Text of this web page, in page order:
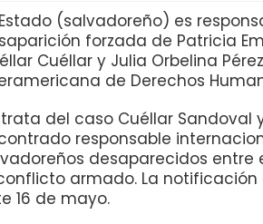
Estado (salvadoreño) es
forzada de Patricia
Cuéllar y Julia Orbelina
de Derechos
trata del caso Cuéllar Sandoval
responsable
desaparecidos entre
armado. La
16 de mayo.